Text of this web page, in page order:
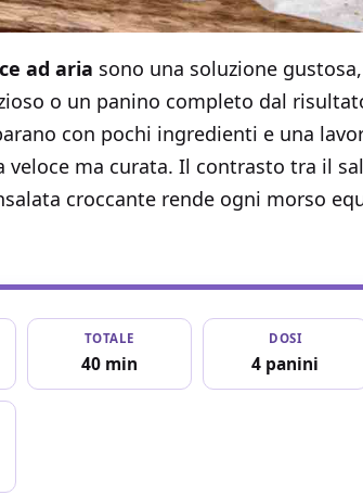
ad aria sono una soluzione
o un panino completo dal
con pochi ingredienti e una
ma curata. Il contrasto tra il
croccante rende ogni morso
TOTALE
40 min
DOSI
4 panini